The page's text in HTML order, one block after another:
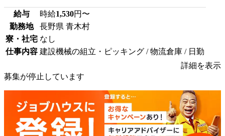
給与 時給1,530円〜
勤務地
長野県 青木村
寮・社宅 なし
仕事内容 建設機械の組立・ピッキング / 物流倉庫 / 日勤
詳細を表示
募集が停止しています